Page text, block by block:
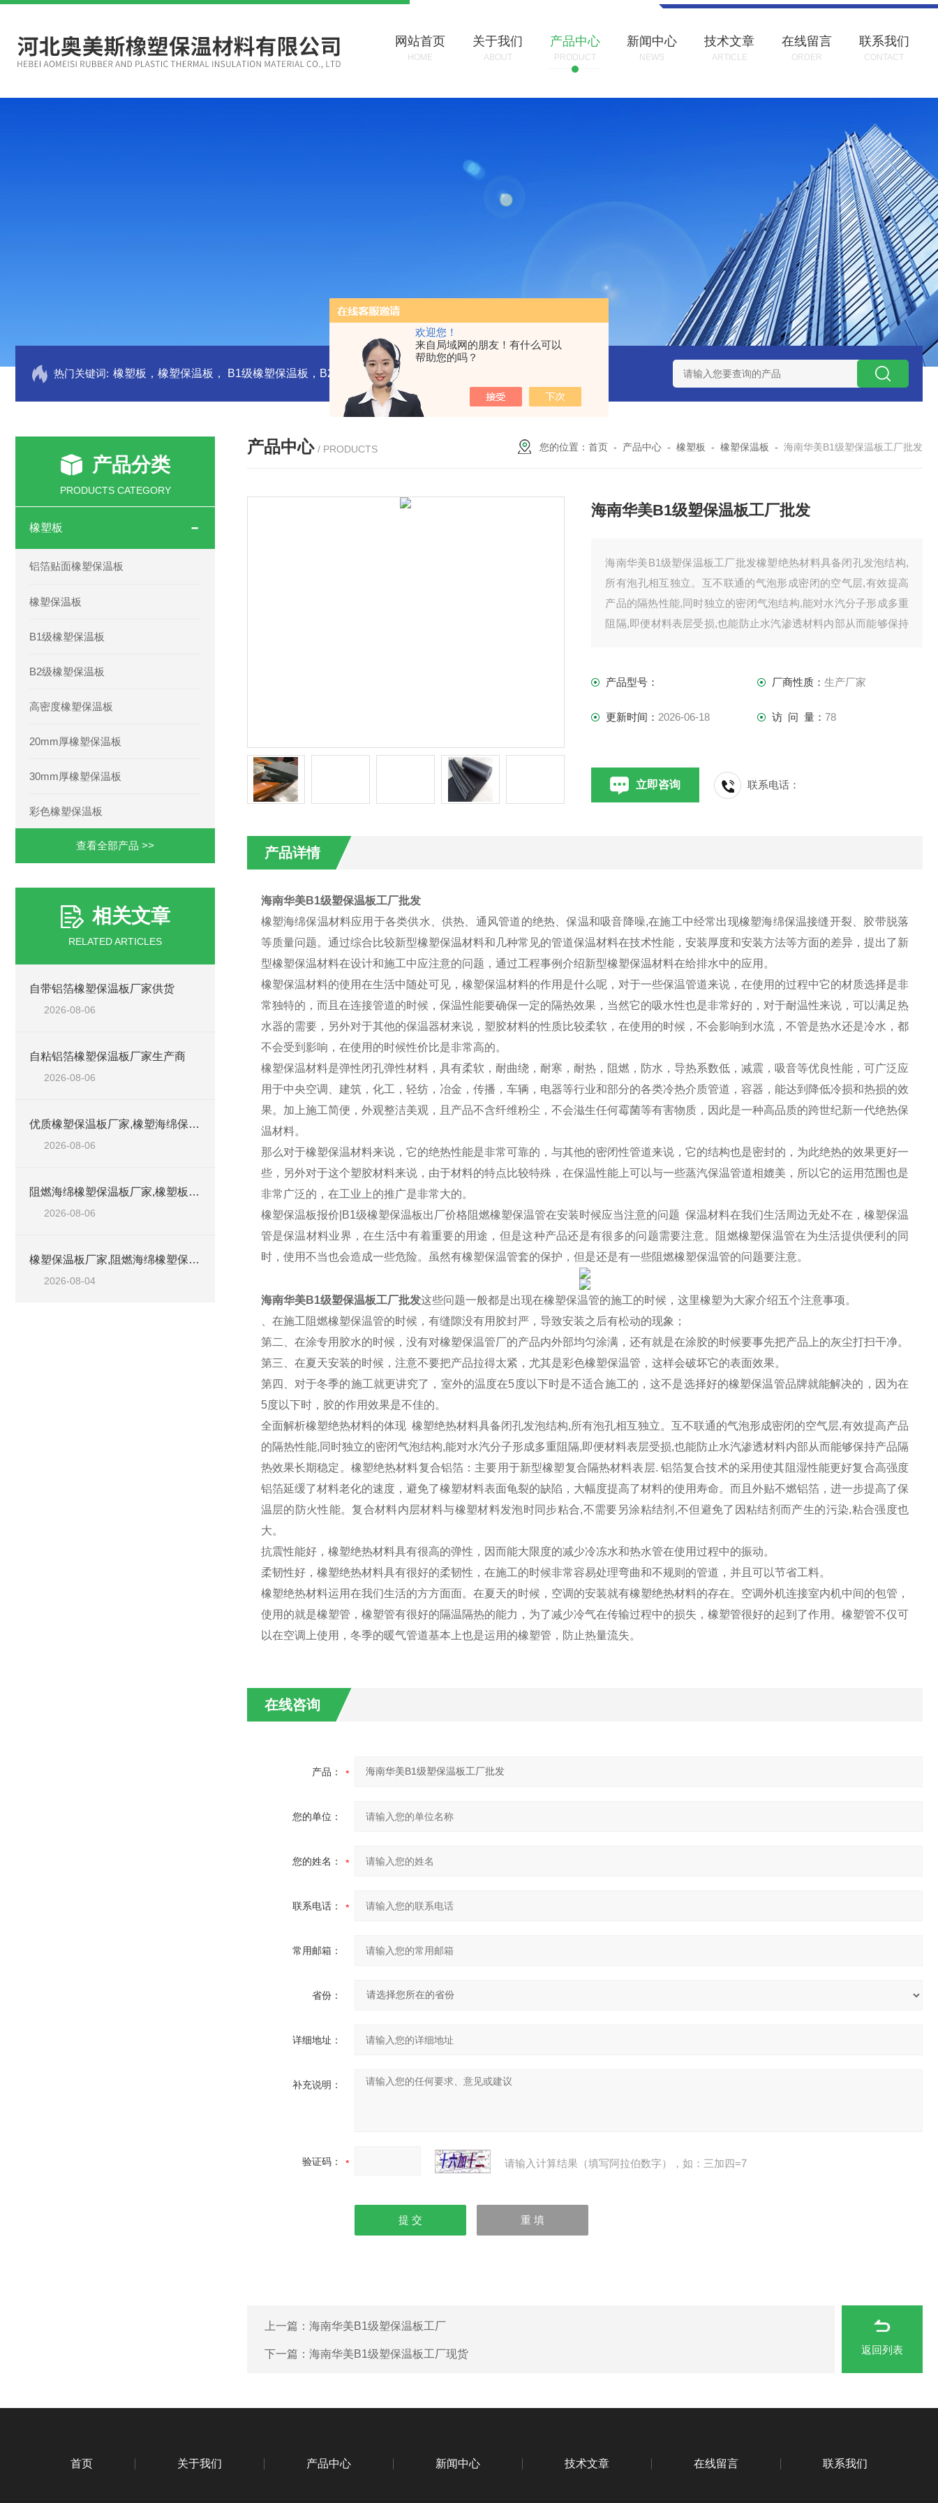
欢迎您！
来自局域网的朋友！有什么可以
帮助您的吗？
网站首页
HOME
关于我们
ABOUT
产品中心
PRODUCT
新闻中心
NEWS
技术文章
ARTICLE
在线留言
ORDER
联系我们
CONTACT
热门关键词:
产品分类
PRODUCTS CATEGORY
橡塑板
铝箔贴面橡塑保温板
橡塑保温板
B1级橡塑保温板
B2级橡塑保温板
高密度橡塑保温板
20mm厚橡塑保温板
30mm厚橡塑保温板
彩色橡塑保温板
查看全部产品 >>
相关文章
RELATED ARTICLES
自带铝箔橡塑保温板厂家供货
2026-08-06
自粘铝箔橡塑保温板厂家生产商
2026-08-06
优质橡塑保温板厂家,橡塑海绵保温材料供货商
2026-08-06
阻燃海绵橡塑保温板厂家,橡塑板厂家销售点
2026-08-06
橡塑保温板厂家,阻燃海绵橡塑保温板厂家出售
2026-08-04
产品中心 / PRODUCTS 您的位置： 首页 - 产品中心 - 橡塑板 - 橡塑保温板 - 海南华美B1级塑保温板工厂批发
海南华美B1级塑保温板工厂批发
海南华美B1级塑保温板工厂批发橡塑绝热材料具备闭孔发泡结构,
所有泡孔相互独立。互不联通的气泡形成密闭的空气层,有效提高
产品的隔热性能,同时独立的密闭气泡结构,能对水汽分子形成多重
阻隔,即便材料表层受损,也能防止水汽渗透材料内部从而能够保持
产品型号： 厂商性质： 生产厂家
更新时间： 2026-06-18 访 问 量： 78
立即咨询 联系电话：
产品详情
海南华美B1级塑保温板工厂批发
橡塑海绵保温材料应用于各类供水、供热、通风管道的绝热、保温和吸音降噪,在施工中经常出现橡塑海绵保温接缝开裂、胶带脱落
等质量问题。通过综合比较新型橡塑保温材料和几种常见的管道保温材料在技术性能，安装厚度和安装方法等方面的差异，提出了新
型橡塑保温材料在设计和施工中应注意的问题，通过工程事例介绍新型橡塑保温材料在给排水中的应用。
橡塑保温材料的使用在生活中随处可见，橡塑保温材料的作用是什么呢，对于一些保温管道来说，在使用的过程中它的材质选择是非
常独特的，而且在连接管道的时候，保温性能要确保一定的隔热效果，当然它的吸水性也是非常好的，对于耐温性来说，可以满足热
水器的需要，另外对于其他的保温器材来说，塑胶材料的性质比较柔软，在使用的时候，不会影响到水流，不管是热水还是冷水，都
不会受到影响，在使用的时候性价比是非常高的。
橡塑保温材料是弹性闭孔弹性材料，具有柔软，耐曲绕，耐寒，耐热，阻燃，防水，导热系数低，减震，吸音等优良性能，可广泛应
用于中央空调、建筑，化工，轻纺，冶金，传播，车辆，电器等行业和部分的各类冷热介质管道，容器，能达到降低冷损和热损的效
果。加上施工简便，外观整洁美观，且产品不含纤维粉尘，不会滋生任何霉菌等有害物质，因此是一种高品质的跨世纪新一代绝热保
温材料。
那么对于橡塑保温材料来说，它的绝热性能是非常可靠的，与其他的密闭性管道来说，它的结构也是密封的，为此绝热的效果更好一
些，另外对于这个塑胶材料来说，由于材料的特点比较特殊，在保温性能上可以与一些蒸汽保温管道相媲美，所以它的运用范围也是
非常广泛的，在工业上的推广是非常大的。
橡塑保温板报价|B1级橡塑保温板出厂价格阻燃橡塑保温管在安装时候应当注意的问题 保温材料在我们生活周边无处不在，橡塑保温
管是保温材料业界，在生活中有着重要的用途，但是这种产品还是有很多的问题需要注意。阻燃橡塑保温管在为生活提供便利的同
时，使用不当也会造成一些危险。虽然有橡塑保温管套的保护，但是还是有一些阻燃橡塑保温管的问题要注意。
海南华美B1级塑保温板工厂批发这些问题一般都是出现在橡塑保温管的施工的时候，这里橡塑为大家介绍五个注意事项。
、在施工阻燃橡塑保温管的时候，有缝隙没有用胶封严，导致安装之后有松动的现象；
第二、在涂专用胶水的时候，没有对橡塑保温管厂的产品内外部均匀涂满，还有就是在涂胶的时候要事先把产品上的灰尘打扫干净。
第三、在夏天安装的时候，注意不要把产品拉得太紧，尤其是彩色橡塑保温管，这样会破坏它的表面效果。
第四、对于冬季的施工就更讲究了，室外的温度在5度以下时是不适合施工的，这不是选择好的橡塑保温管品牌就能解决的，因为在
5度以下时，胶的作用效果是不佳的。
全面解析橡塑绝热材料的体现 橡塑绝热材料具备闭孔发泡结构,所有泡孔相互独立。互不联通的气泡形成密闭的空气层,有效提高产品
的隔热性能,同时独立的密闭气泡结构,能对水汽分子形成多重阻隔,即便材料表层受损,也能防止水汽渗透材料内部从而能够保持产品隔
热效果长期稳定。橡塑绝热材料复合铝箔：主要用于新型橡塑复合隔热材料表层. 铝箔复合技术的采用使其阻湿性能更好复合高强度
铝箔延缓了材料老化的速度，避免了橡塑材料表面龟裂的缺陷，大幅度提高了材料的使用寿命。而且外贴不燃铝箔，进一步提高了保
温层的防火性能。复合材料内层材料与橡塑材料发泡时同步粘合,不需要另涂粘结剂,不但避免了因粘结剂而产生的污染,粘合强度也
大。
抗震性能好，橡塑绝热材料具有很高的弹性，因而能大限度的减少冷冻水和热水管在使用过程中的振动。
柔韧性好，橡塑绝热材料具有很好的柔韧性，在施工的时候非常容易处理弯曲和不规则的管道，并且可以节省工料。
橡塑绝热材料运用在我们生活的方方面面。在夏天的时候，空调的安装就有橡塑绝热材料的存在。空调外机连接室内机中间的包管，
使用的就是橡塑管，橡塑管有很好的隔温隔热的能力，为了减少冷气在传输过程中的损失，橡塑管很好的起到了作用。橡塑管不仅可
以在空调上使用，冬季的暖气管道基本上也是运用的橡塑管，防止热量流失。
在线咨询
产品：
您的单位：
您的姓名：
联系电话：
常用邮箱：
省份：
详细地址：
补充说明：
验证码： 请输入计算结果（填写阿拉伯数字），如：三加四=7
上一篇： 海南华美B1级塑保温板工厂
下一篇： 海南华美B1级塑保温板工厂现货 返回列表
首页 关于我们 产品中心 新闻中心 技术文章 在线留言 联系我们